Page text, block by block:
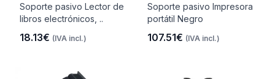
Soporte pasivo Lector de
libros electrónicos, ..
18.13€ (IVA incl.)
Soporte pasivo Impresora
portátil Negro
107.51€ (IVA incl.)